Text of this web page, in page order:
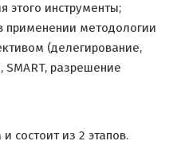
этого инструменты;
применении методологии
(делегирование,
разрешение
состоит из 2 этапов.